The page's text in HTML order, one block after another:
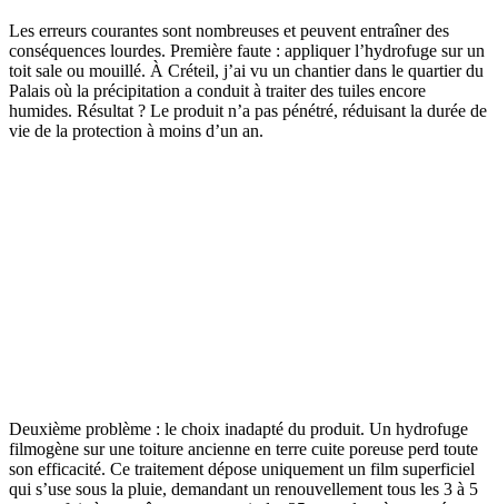
Les erreurs courantes sont nombreuses et peuvent entraîner des
conséquences lourdes. Première faute : appliquer l’hydrofuge sur un
toit sale ou mouillé. À Créteil, j’ai vu un chantier dans le quartier du
Palais où la précipitation a conduit à traiter des tuiles encore
humides. Résultat ? Le produit n’a pas pénétré, réduisant la durée de
vie de la protection à moins d’un an.
Deuxième problème : le choix inadapté du produit. Un hydrofuge
filmogène sur une toiture ancienne en terre cuite poreuse perd toute
son efficacité. Ce traitement dépose uniquement un film superficiel
qui s’use sous la pluie, demandant un renouvellement tous les 3 à 5